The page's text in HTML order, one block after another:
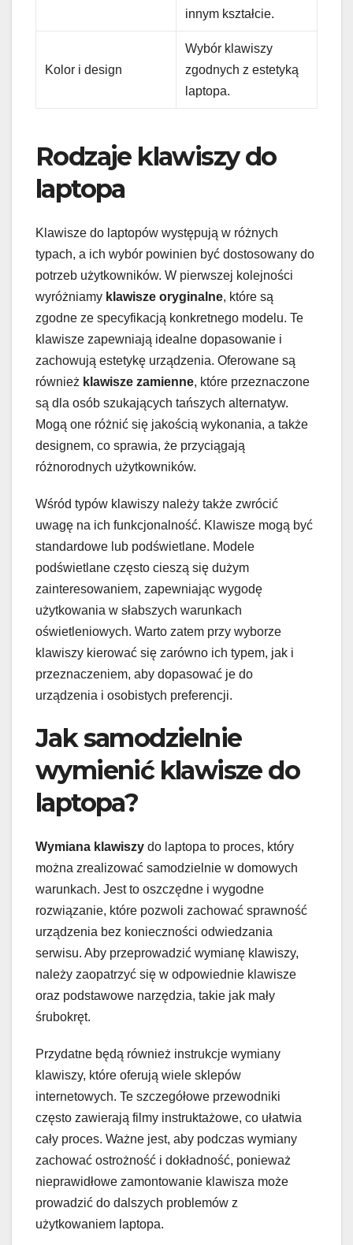
innym kształcie.
Kolor i design
Wybór klawiszy
zgodnych z estetyką
laptopa.
Rodzaje klawiszy do
laptopa
Klawisze do laptopów występują w różnych
typach, a ich wybór powinien być dostosowany do
potrzeb użytkowników. W pierwszej kolejności
wyróżniamy klawisze oryginalne, które są
zgodne ze specyfikacją konkretnego modelu. Te
klawisze zapewniają idealne dopasowanie i
zachowują estetykę urządzenia. Oferowane są
również klawisze zamienne, które przeznaczone
są dla osób szukających tańszych alternatyw.
Mogą one różnić się jakością wykonania, a także
designem, co sprawia, że przyciągają
różnorodnych użytkowników.
Wśród typów klawiszy należy także zwrócić
uwagę na ich funkcjonalność. Klawisze mogą być
standardowe lub podświetlane. Modele
podświetlane często cieszą się dużym
zainteresowaniem, zapewniając wygodę
użytkowania w słabszych warunkach
oświetleniowych. Warto zatem przy wyborze
klawiszy kierować się zarówno ich typem, jak i
przeznaczeniem, aby dopasować je do
urządzenia i osobistych preferencji.
Jak samodzielnie
wymienić klawisze do
laptopa?
Wymiana klawiszy do laptopa to proces, który
można zrealizować samodzielnie w domowych
warunkach. Jest to oszczędne i wygodne
rozwiązanie, które pozwoli zachować sprawność
urządzenia bez konieczności odwiedzania
serwisu. Aby przeprowadzić wymianę klawiszy,
należy zaopatrzyć się w odpowiednie klawisze
oraz podstawowe narzędzia, takie jak mały
śrubokręt.
Przydatne będą również instrukcje wymiany
klawiszy, które oferują wiele sklepów
internetowych. Te szczegółowe przewodniki
często zawierają filmy instruktażowe, co ułatwia
cały proces. Ważne jest, aby podczas wymiany
zachować ostrożność i dokładność, ponieważ
nieprawidłowe zamontowanie klawisza może
prowadzić do dalszych problemów z
użytkowaniem laptopa.